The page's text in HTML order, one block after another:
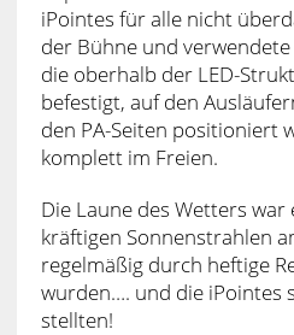
iPointes für alle nicht
der Bühne und
die oberhalb der LED-
befestigt, auf den
den PA-Seiten positioniert
komplett im Freien.
Die Laune des Wetters
kräftigen Sonnenstrahlen
regelmäßig durch heftige
wurden…. und die iPointes
stellten!